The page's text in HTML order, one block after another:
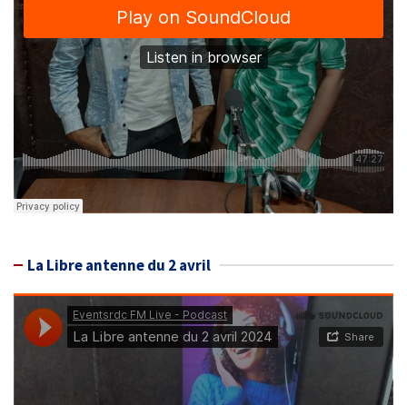
La Libre antenne du 2 avril